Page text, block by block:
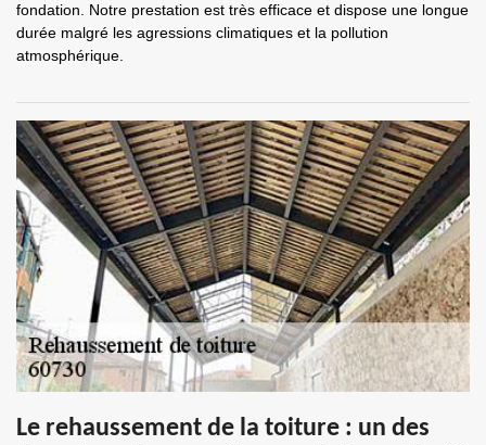
fondation. Notre prestation est très efficace et dispose une longue
durée malgré les agressions climatiques et la pollution
atmosphérique.
Le rehaussement de la toiture : un des